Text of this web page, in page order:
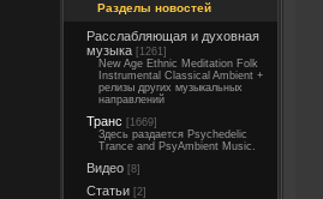
Разделы новостей
Расслабляющая и духовная
музыка [1261]
New Age Ethnic Meditation Folk
Instrumental Classical Ambient +
релизы других музыкальных
направлений
Транс [1669]
Здесь раздается Psychedelic
Trance and PsyAmbient Music.
Видео [8]
Статьи [2]